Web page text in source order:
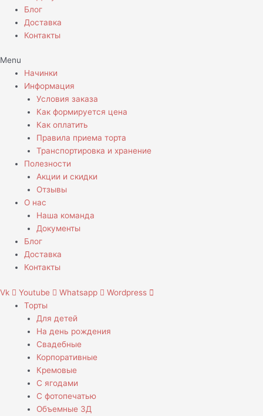
Блог
Доставка
Контакты
Menu
Начинки
Информация
Условия заказа
Как формируется цена
Как оплатить
Правила приема торта
Транспортировка и хранение
Полезности
Акции и скидки
Отзывы
О нас
Наша команда
Документы
Блог
Доставка
Контакты
Vk Youtube Whatsapp
Wordpress
Торты
Для детей
На день рождения
Свадебные
Корпоративные
Кремовые
С ягодами
С фотопечатью
Объемные 3Д